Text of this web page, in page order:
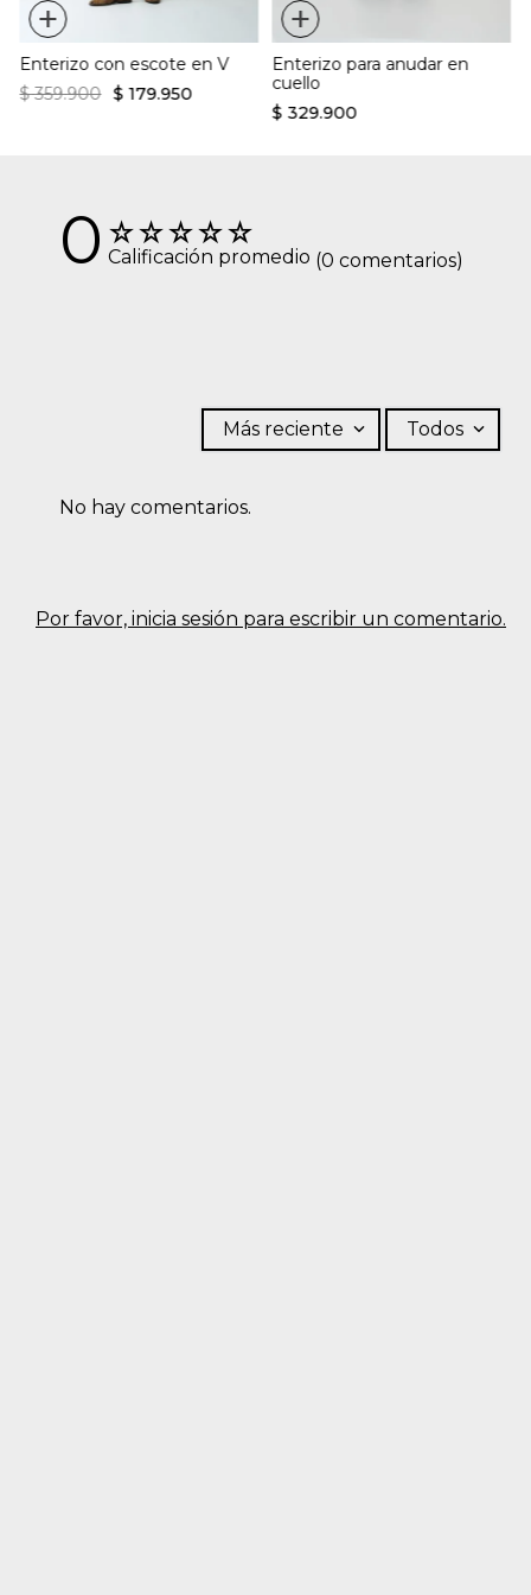
+
Enterizo con escote en V
$ 359.900 $ 179.950
+
Enterizo para anudar en
cuello
$ 329.900
☆☆☆☆☆
0 Calificación promedio (0 comentarios)
Por favor, inicia sesión para escribir un comentario.
Más reciente Todos
No hay comentarios.